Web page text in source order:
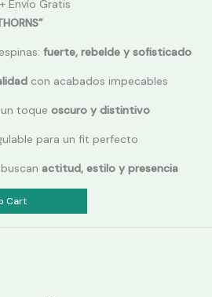
+ Envío Gratis
fuerte, rebelde y sofisticado
con acabados impecables
toque oscuro y distintivo
para un fit perfecto
actitud, estilo y presencia
Cart